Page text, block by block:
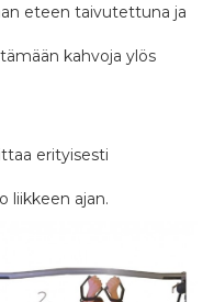
eteen taivutettuna ja
kahvoja ylös
erityisesti
liikkeen ajan.